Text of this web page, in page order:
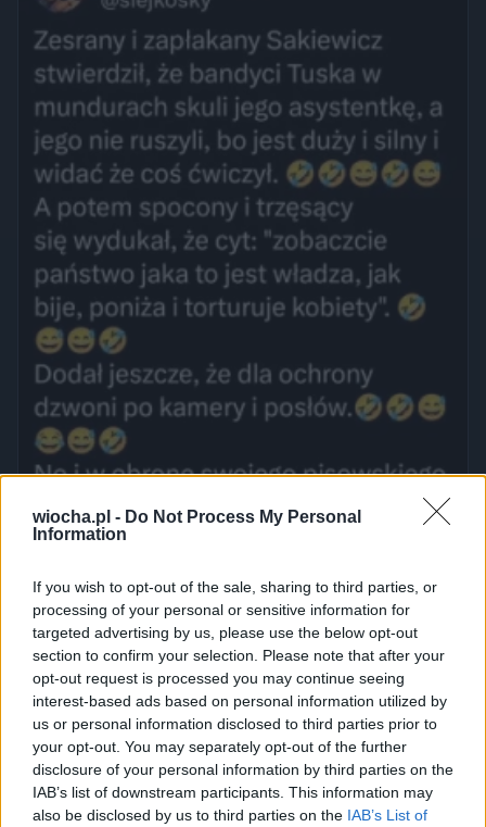
wiocha.pl - Do Not Process My Personal
Information
If you wish to opt-out of the sale, sharing to third parties, or
processing of your personal or sensitive information for
targeted advertising by us, please use the below opt-out
section to confirm your selection. Please note that after your
opt-out request is processed you may continue seeing
interest-based ads based on personal information utilized by
us or personal information disclosed to third parties prior to
your opt-out. You may separately opt-out of the further
disclosure of your personal information by third parties on the
IAB’s list of downstream participants. This information may
also be disclosed by us to third parties on the IAB’s List of